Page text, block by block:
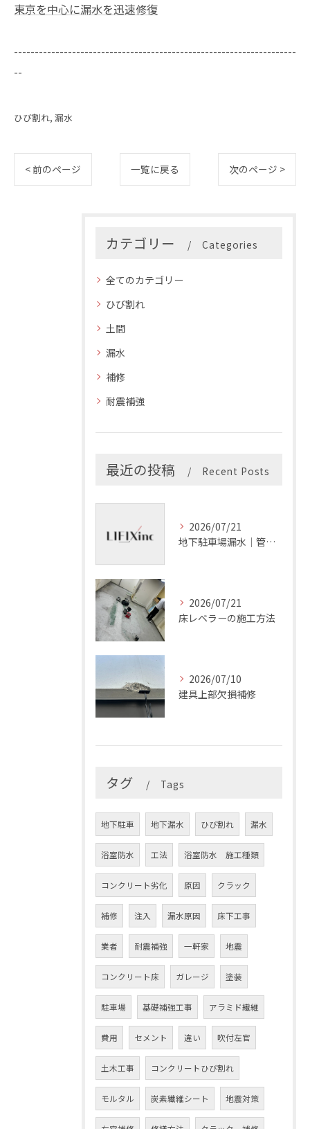
東京を中心に漏水を迅速修復
--------------------------------------------------------------------
--
ひび割れ 漏水
< 前のページ 一覧に戻る 次のページ >
カテゴリー Categories
全てのカテゴリー
ひび割れ
土間
漏水
補修
耐震補強
最近の投稿 Recent Posts
2026/07/21
地下駐車場漏水｜管理会社の確認項目
2026/07/21
床レベラーの施工方法
2026/07/10
建具上部欠損補修
タグ Tags
地下駐車 地下漏水 ひび割れ 漏水
浴室防水 工法 浴室防水 施工種類
コンクリート劣化 原因 クラック
補修 注入 漏水原因 床下工事
業者 耐震補強 一軒家 地震
コンクリート床 ガレージ 塗装
駐車場 基礎補強工事 アラミド繊維
費用 セメント 違い 吹付左官
土木工事 コンクリートひび割れ
モルタル 炭素繊維シート 地震対策